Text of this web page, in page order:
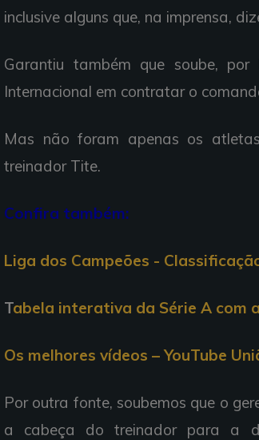
inclusive alguns que, na imprensa,
Garantiu também que soube,
Internacional em contratar o
Mas não foram apenas os
treinador Tite.
Confira também:
Liga dos Campeões -
Tabela interativa da Série A com
Os melhores vídeos – YouTube
Por outra fonte, soubemos que o
a cabeça do treinador para a